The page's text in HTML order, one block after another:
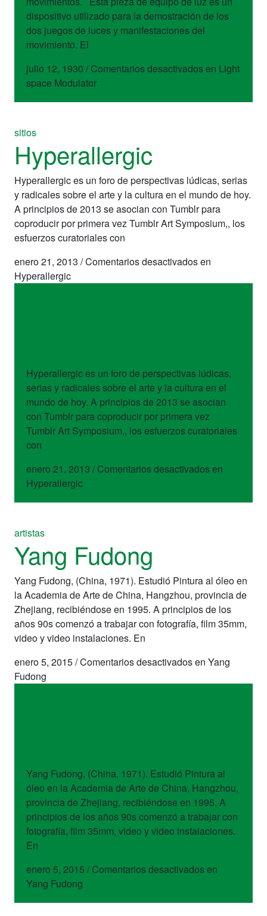
dispositivo utilizado para la demostración de los
dos juegos de luces y manifestaciones del
movimiento. El
julio 12, 1930 / Comentarios desactivadosen Light
space Modulator
sitios
Hyperallergic
Hyperallergic es un foro de perspectivas lúdicas, serias
y radicales sobre el arte y la cultura en el mundo de hoy.
A principios de 2013 se asocian con Tumblr para
coproducir por primera vez Tumblr Art Symposium,, los
esfuerzos curatoriales con
enero 21, 2013 /Comentarios desactivadosen
Hyperallergic
Hyperallergic es un foro de perspectivas lúdicas,
serias y radicales sobre el arte y la cultura en el
mundo de hoy. A principios de 2013 se asocian
con Tumblr para coproducir por primera vez
Tumblr Art Symposium,, los esfuerzos curatoriales
con
enero 21, 2013 / Comentarios desactivadosen
Hyperallergic
artistas
Yang Fudong
Yang Fudong, (China, 1971). Estudió Pintura al óleo en
la Academia de Arte de China, Hangzhou, provincia de
Zhejiang, recibiéndose en 1995. A principios de los
años 90s comenzó a trabajar con fotografía, film 35mm,
video y video instalaciones. En
enero 5, 2015/Comentarios desactivadosen Yang
Fudong
Yang Fudong, (China, 1971). Estudió Pintura al
óleo en la Academia de Arte de China, Hangzhou,
provincia de Zhejiang, recibiéndose en 1995. A
principios de los años 90s comenzó a trabajar con
fotografía, film 35mm, video y video instalaciones.
En
enero 5, 2015 / Comentarios desactivadosen
Yang Fudong